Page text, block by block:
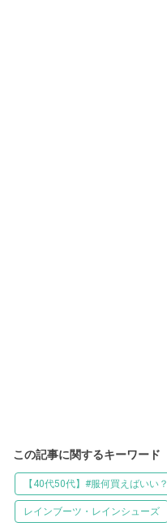
この記事に関するキーワード
【40代50代】#服何買えばいい？
レインブーツ・レインシューズ